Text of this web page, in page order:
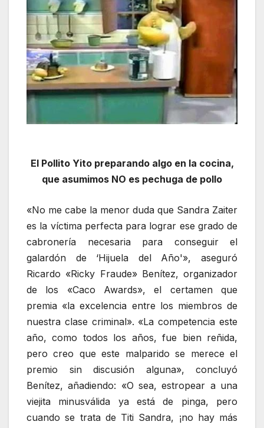
El Pollito Yito preparando algo en la cocina,
que asumimos NO es pechuga de pollo
«No me cabe la menor duda que Sandra Zaiter
es la víctima perfecta para lograr ese grado de
cabronería necesaria para conseguir el
galardón de ‘Hijuela del Año'», aseguró
Ricardo «Ricky Fraude» Benítez, organizador
de los «Caco Awards», el certamen que
premia «la excelencia entre los miembros de
nuestra clase criminal». «La competencia este
año, como todos los años, fue bien reñida,
pero creo que este malparido se merece el
premio sin discusión alguna», concluyó
Benítez, añadiendo: «O sea, estropear a una
viejita minusválida ya está de pinga, pero
cuando se trata de Titi Sandra, ¡no hay más